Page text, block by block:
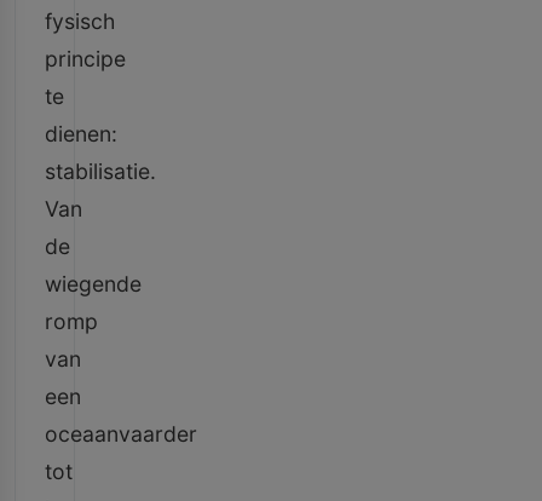
fysisch
principe
te
dienen:
stabilisatie.
Van
de
wiegende
romp
van
een
oceaanvaarder
tot